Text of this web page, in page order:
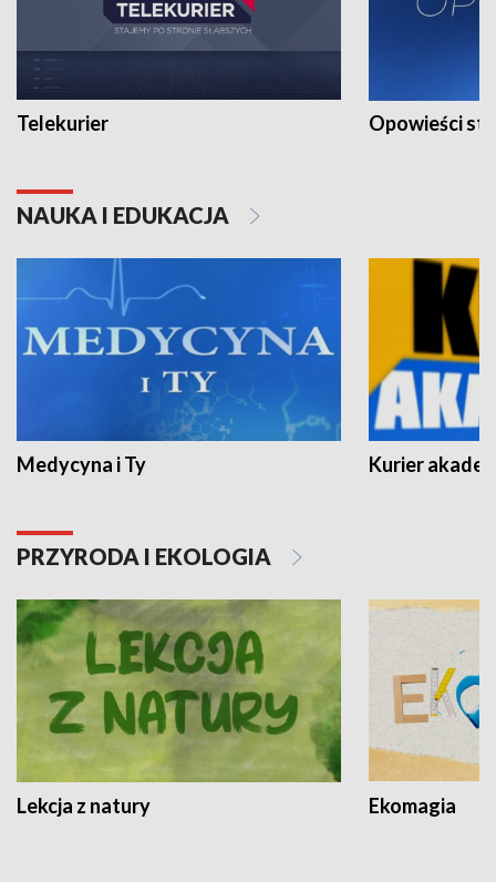
Telekurier Opowieści
NAUKA I EDUKACJA
Medycyna i Ty Kurier
PRZYRODA I EKOLOGIA
Lekcja z natury Ekomagia